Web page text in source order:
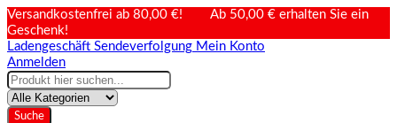
Versandkostenfrei ab 80,00 €! Ab 50,00 € erhalten Sie ein
Geschenk!
Ladengeschäft Sendeverfolgung Mein Konto
Anmelden
Suche